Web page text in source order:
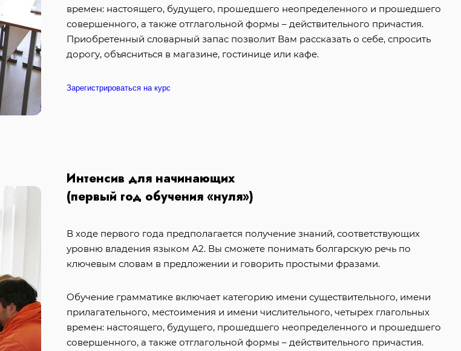
времен: настоящего, будущего, прошедшего неопределенного и прошедшего
совершенного, а также отглагольной формы – действительного причастия.
Приобретенный словарный запас позволит Вам рассказать о себе, спросить
дорогу, объясниться в магазине, гостинице или кафе.
Зарегистрироваться на курс
Интенсив для начинающих
(первый год обучения «нуля»)
В ходе первого года предполагается получение знаний, соответствующих
уровню владения языком А2. Вы сможете понимать болгарскую речь по
ключевым словам в предложении и говорить простыми фразами.
Обучение грамматике включает категорию имени существительного, имени
прилагательного, местоимения и имени числительного, четырех глагольных
времен: настоящего, будущего, прошедшего неопределенного и прошедшего
совершенного, а также отглагольной формы – действительного причастия.